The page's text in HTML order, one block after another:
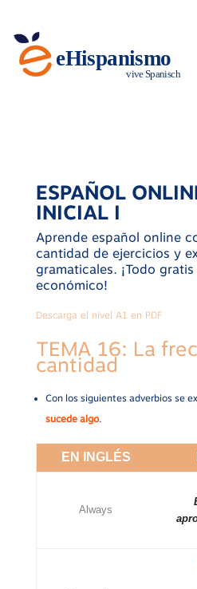
ESPAÑOL
INICIAL I
Aprende español online
cantidad de ejercicios y
gramaticales. ¡Todo
económico!
Descarga el nivel A1 en PDF
TEMA 16: La
cantidad
Con los siguientes adverbios se
sucede algo.
EN INGLÉS
Always